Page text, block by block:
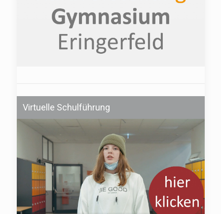
Virtuelle Schulführung